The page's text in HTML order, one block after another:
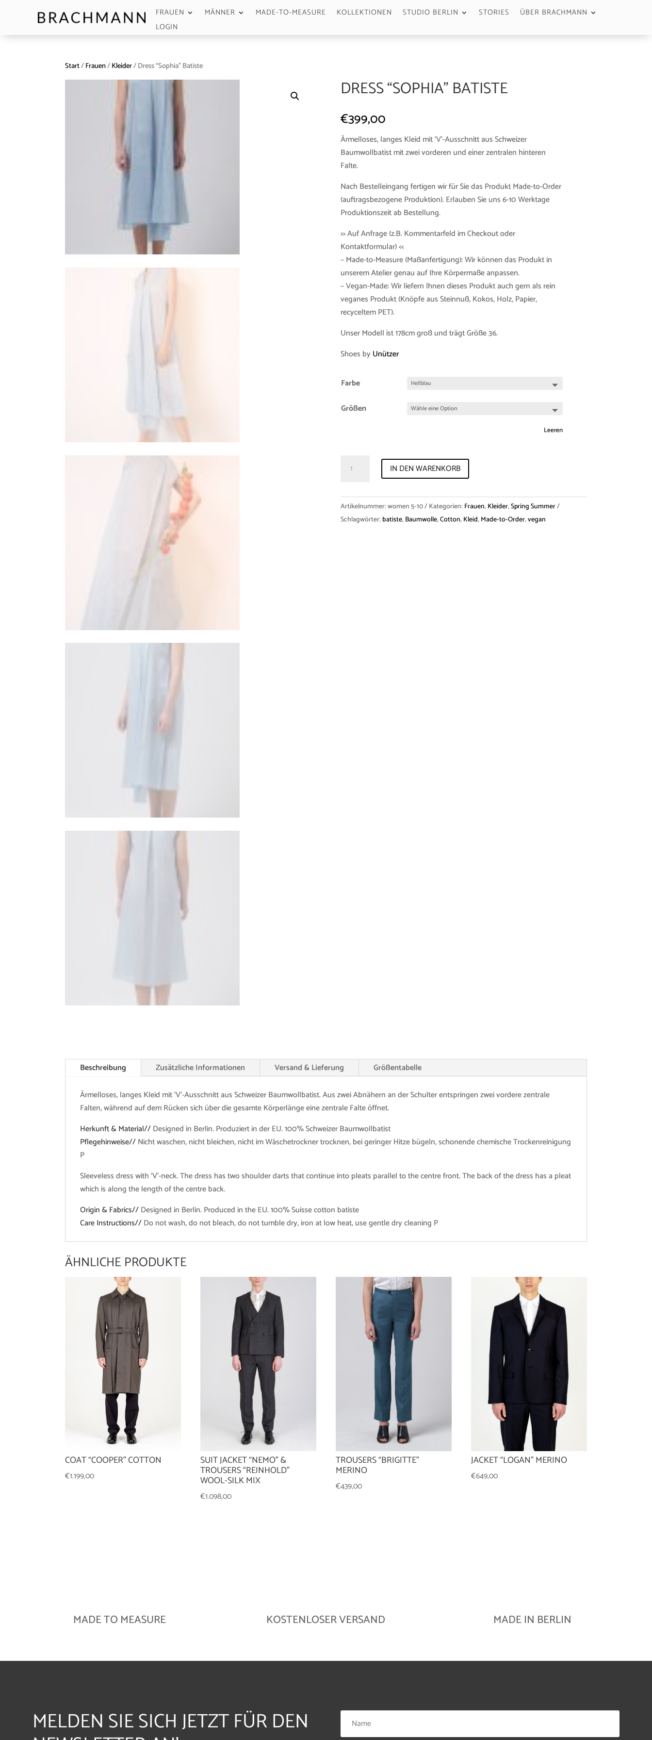
FRAUEN MÄNNER MADE-TO-MEASURE KOLLEKTIONEN STUDIO BERLIN STORIES
ÜBER BRACHMANN
LOGIN
Start/Frauen/Kleider/ Dress “Sophia” Batiste
DRESS “SOPHIA” BATISTE
€399,00
Ärmelloses, langes Kleid mit ‘V’-Ausschnitt aus Schweizer
Baumwollbatist mit zwei vorderen und einer zentralen hinteren
Falte.
Nach Bestelleingang fertigen wir für Sie das Produkt Made-to-Order
(auftragsbezogene Produktion). Erlauben Sie uns 6-10 Werktage
Produktionszeit ab Bestellung.
>> Auf Anfrage (z.B. Kommentarfeld im Checkout oder
Kontaktformular) <<
– Made-to-Measure (Maßanfertigung): Wir können das Produkt in
unserem Atelier genau auf Ihre Körpermaße anpassen.
– Vegan-Made: Wir liefern Ihnen dieses Produkt auch gern als rein
veganes Produkt (Knöpfe aus Steinnuß, Kokos, Holz, Papier,
recyceltem PET).
Unser Modell ist 178cm groß und trägt Größe 36.
Shoes byUnützer
Farbe
Größen
Leeren
"Sophia"
Menge
IN DEN WARENKORB
Artikelnummer:women 5-10 Kategorien: Frauen, Kleider,Spring Summer
Schlagwörter: batiste, Baumwolle,Cotton, Kleid, Made-to-Order,vegan
Beschreibung Zusätzliche Informationen Versand & Lieferung Größentabelle
Ärmelloses, langes Kleid mit ‘V’-Ausschnitt aus Schweizer Baumwollbatist. Aus zwei Abnähern an der Schulter entspringen zwei vordere zentrale
Falten, während auf dem Rücken sich über die gesamte Körperlänge eine zentrale Falte öffnet.
Herkunft & Material//Designed in Berlin. Produziert in der EU. 100% Schweizer Baumwollbatist
Pflegehinweise//Nicht waschen, nicht bleichen, nicht im Wäschetrockner trocknen, bei geringer Hitze bügeln, schonende chemische Trockenreinigung
P
Sleeveless dress with ‘V’-neck. The dress has two shoulder darts that continue into pleats parallel to the centre front. The back of the dress has a pleat
which is along the length of the centre back.
Origin & Fabrics//Designed in Berlin. Produced in the EU. 100% Suisse cotton batiste
Care Instructions//Do not wash, do not bleach, do not tumble dry, iron at low heat, use gentle dry cleaning P
ÄHNLICHE PRODUKTE
COAT “COOPER” COTTON
€1.199,00
SUIT JACKET “NEMO” &
TROUSERS “REINHOLD”
WOOL-SILK MIX
€1.098,00
TROUSERS “BRIGITTE”
MERINO
€439,00
JACKET “LOGAN” MERINO
€649,00
MADE TO MEASURE KOSTENLOSER VERSAND MADE IN BERLIN
MELDEN SIE SICH JETZT FÜR DEN